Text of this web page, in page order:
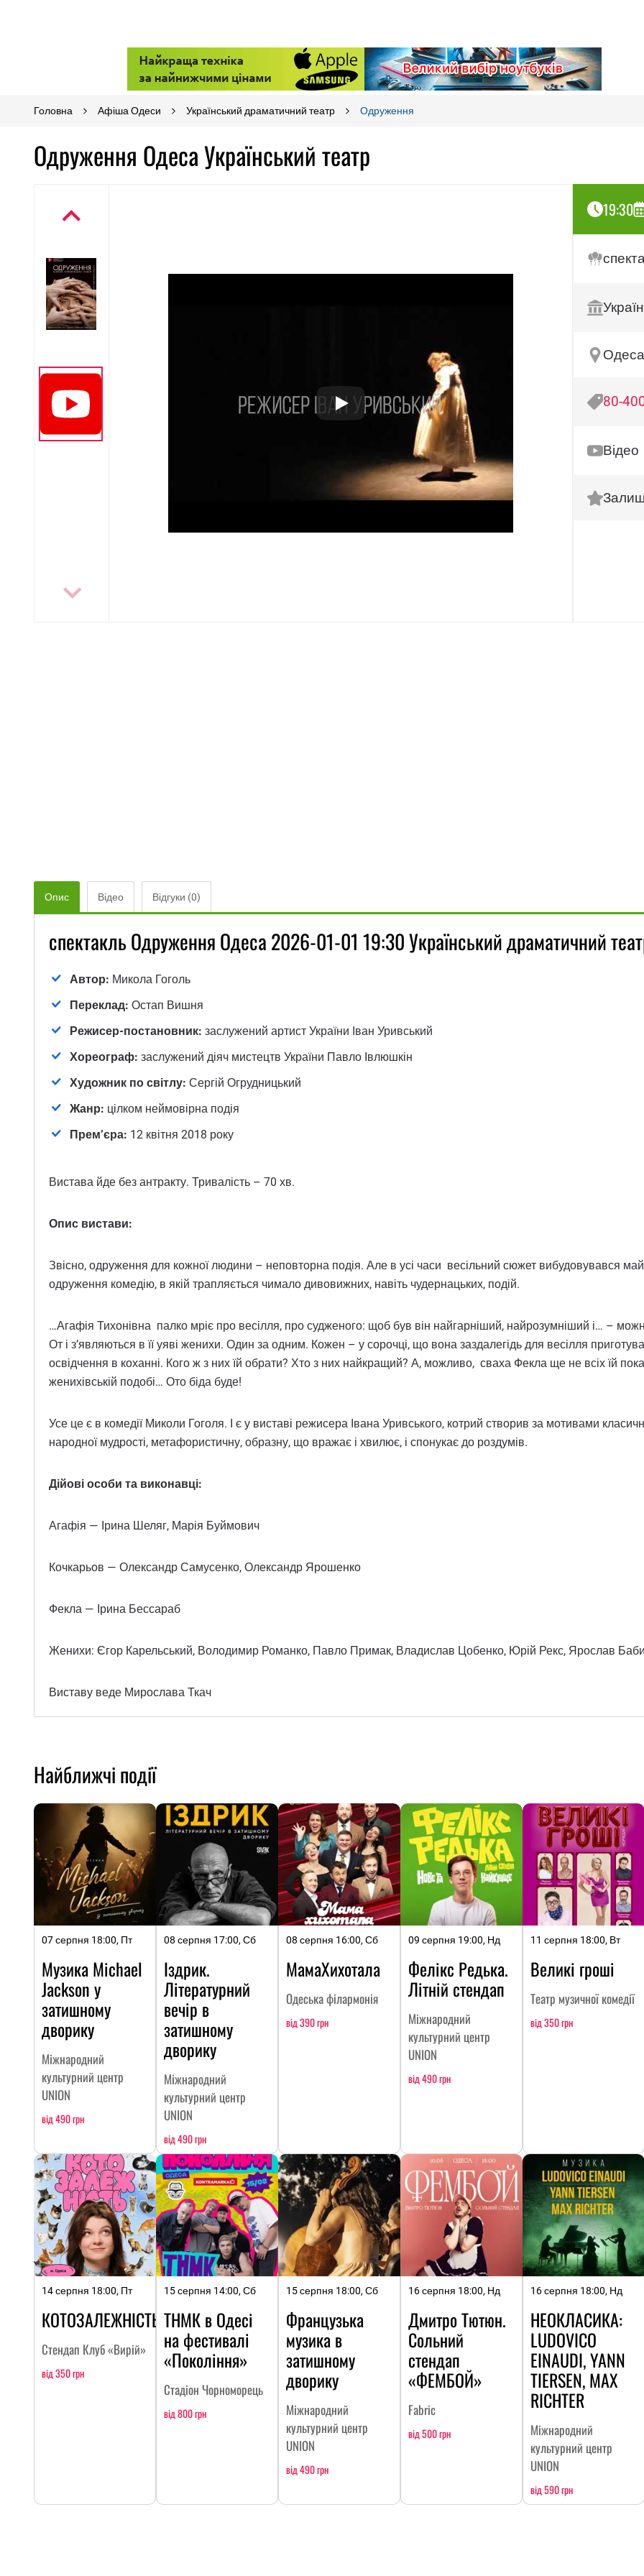
Головна Афіша Одеси Український драматичний театр Одруження
Одруження Одеса Український театр
19:30
80-
Відео
Опис Відео Відгуки (0)
спектакль Одруження Одеса 2026-01-01 19:30 Український драматичний
Автор: Микола Гоголь
Переклад: Остап Вишня
Режисер-постановник: заслужений артист України Іван Уривський
Хореограф: заслужений діяч мистецтв України Павло Івлюшкін
Художник по світлу: Сергій Огрудницький
Жанр: цілком неймовірна подія
Прем’єра: 12 квітня 2018 року
Вистава йде без антракту. Тривалість – 70 хв.
Опис вистави:
Звісно, одруження для кожної людини – неповторна подія. Але в усі часи весільний сюжет вибудовувався
одруження комедію, в якій трапляється чимало дивовижних, навіть чудернацьких, подій.
…Агафія Тихонівна палко мріє про весілля, про судженого: щоб був він найгарніший, найрозумніший і… –
От і з’являються в її уяві женихи. Один за одним. Кожен – у сорочці, що вона заздалегідь для весілля
освідчення в коханні. Кого ж з них їй обрати? Хто з них найкращий? А, можливо, сваха Фекла ще не всіх їй
женихівській подобі… Ото біда буде!
Усе це є в комедії Миколи Гоголя. І є у виставі режисера Івана Уривського, котрий створив за мотивами
народної мудрості, метафористичну, образну, що вражає і хвилює, і спонукає до роздумів.
Дійові особи та виконавці:
Агафія — Ірина Шеляг, Марія Буймович
Кочкарьов — Олександр Самусенко, Олександр Ярошенко
Фекла — Ірина Бессараб
Женихи: Єгор Карельський, Володимир Романко, Павло Примак, Владислав Цобенко, Юрій Рекс, Ярослав
Виставу веде Мирослава Ткач
Найближчі події
07 серпня 18:00, Пт
Музика Michael
Jackson у
затишному
дворику
Міжнародний
культурний центр
UNION
від 490 грн
08 серпня 17:00, Сб
Іздрик.
Літературний
вечір в
затишному
дворику
Міжнародний
культурний центр
UNION
від 490 грн
08 серпня 16:00, Сб
МамаХихотала
Одеська філармонія
від 390 грн
09 серпня 19:00, Нд
Фелікс Редька.
Літній стендап
Міжнародний
культурний центр
UNION
від 490 грн
11 серпня 18:00, Вт
Великі гроші
Театр музичної комедії
від 350 грн
14 серпня 18:00, Пт
КОТОЗАЛЕЖНІСТЬ
Стендап Клуб «Вирій»
від 350 грн
15 серпня 14:00, Сб
ТНМК в Одесі
на фестивалі
«Покоління»
Стадіон Чорноморець
від 800 грн
15 серпня 18:00, Сб
Французька
музика в
затишному
дворику
Міжнародний
культурний центр
UNION
від 490 грн
16 серпня 18:00, Нд
Дмитро Тютюн.
Сольний
стендап
«ФЕМБОЙ»
Fabric
від 500 грн
16 серпня 18:00, Нд
НЕОКЛАСИКА:
LUDOVICO
EINAUDI, YANN
TIERSEN, MAX
RICHTER
Міжнародний
культурний центр
UNION
від 590 грн